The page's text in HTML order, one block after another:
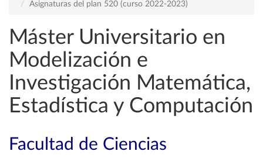
Asignaturas del plan 520 (curso 2022-2023)
Máster Universitario en
Modelización e
Investigación Matemática,
Estadística y Computación
Facultad de Ciencias